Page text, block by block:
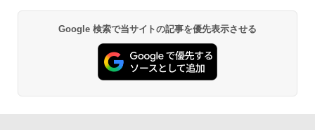
Google 検索で当サイトの記事を優先表示させる